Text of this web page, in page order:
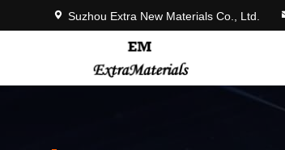
Suzhou Extra New Materials Co., Ltd.